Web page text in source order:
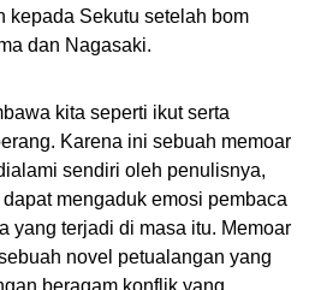
kepada Sekutu setelah bom
dan Nagasaki.
kita seperti ikut serta
Karena ini sebuah memoar
sendiri oleh penulisnya,
mengaduk emosi pembaca
yang terjadi di masa itu. Memoar
novel petualangan yang
beragam konflik yang